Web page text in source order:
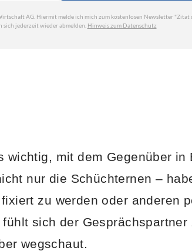
wichtig, mit dem Gegenüber in
nur die Schüchternen –
zu werden oder anderen
sich der Gesprächspartner
wegschaut.